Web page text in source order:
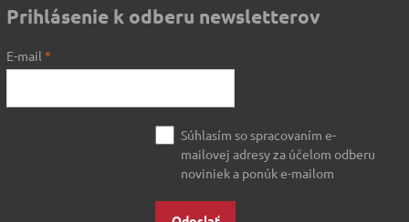
Prihlásenie k odberu newsletterov
E-mail*
Súhlasím so spracovaním e-
mailovej adresy za účelom odberu
noviniek a ponúk e-mailom